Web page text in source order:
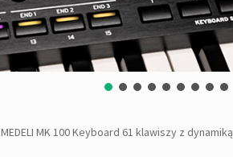
MEDELI MK 100 Keyboard 61 klawiszy z dynamiką